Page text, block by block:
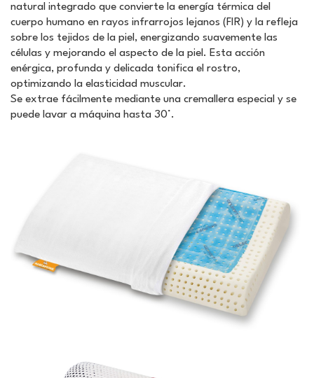
natural integrado que convierte la energía térmica del
cuerpo humano en rayos infrarrojos lejanos (FIR) y la refleja
sobre los tejidos de la piel, energizando suavemente las
células y mejorando el aspecto de la piel. Esta acción
enérgica, profunda y delicada tonifica el rostro,
optimizando la elasticidad muscular.
Se extrae fácilmente mediante una cremallera especial y se
puede lavar a máquina hasta 30°.